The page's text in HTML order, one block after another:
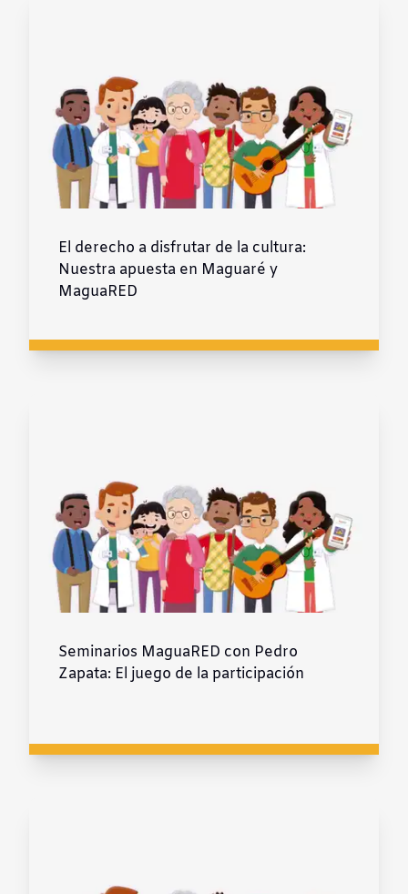
El derecho a disfrutar de la cultura:
Nuestra apuesta en Maguaré y
MaguaRED
Seminarios MaguaRED con Pedro
Zapata: El juego de la participación